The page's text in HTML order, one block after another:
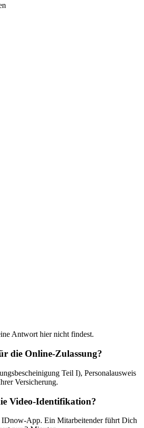
Antwort hier nicht findest.
die Online-Zulassung?
Teil I), Personalausweis
Versicherung.
Video-Identifikation?
IDnow-App. Ein Mitarbeitender führt Dich